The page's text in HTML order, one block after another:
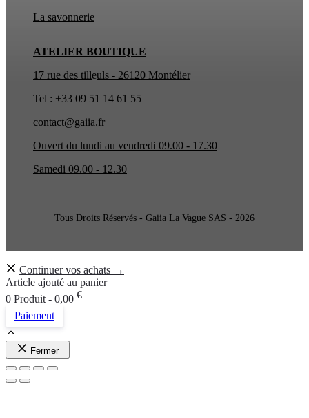
ATELIER BOUTIQUE
17 rue des tilleuls - 26120 Montélier
Tel : +33 09 51 14 61 55
contact@gaiia.fr
Ouvert du lundi au vendredi 09.00 - 17.30
Samedi 09.00 - 12.30
La savonnerie
Tous Droits Réservés - Gaiia La Vague SAS - 2026
Continuer vos achats →
Article ajouté au panier
0 Produit - 0,00 €
Paiement
Fermer